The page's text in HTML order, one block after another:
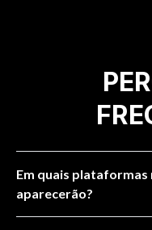
Em quais plataformas
aparecerão?